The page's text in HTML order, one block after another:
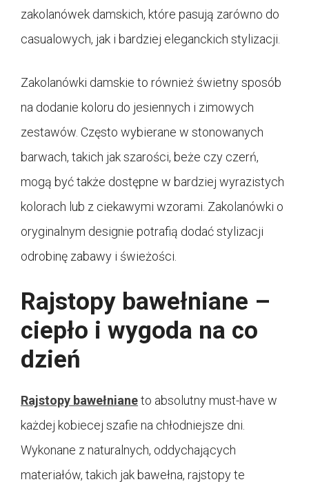
zakolanówek damskich, które pasują zarówno do
casualowych, jak i bardziej eleganckich stylizacji.
Zakolanówki damskie to również świetny sposób
na dodanie koloru do jesiennych i zimowych
zestawów. Często wybierane w stonowanych
barwach, takich jak szarości, beże czy czerń,
mogą być także dostępne w bardziej wyrazistych
kolorach lub z ciekawymi wzorami. Zakolanówki o
oryginalnym designie potrafią dodać stylizacji
odrobinę zabawy i świeżości.
Rajstopy bawełniane –
ciepło i wygoda na co
dzień
Rajstopy bawełnianeto absolutny must-have w
każdej kobiecej szafie na chłodniejsze dni.
Wykonane z naturalnych, oddychających
materiałów, takich jak bawełna, rajstopy te